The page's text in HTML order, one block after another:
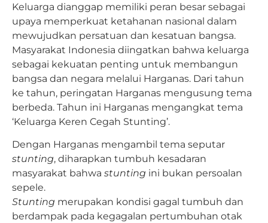
Keluarga dianggap memiliki peran besar sebagai
upaya memperkuat ketahanan nasional dalam
mewujudkan persatuan dan kesatuan bangsa.
Masyarakat Indonesia diingatkan bahwa keluarga
sebagai kekuatan penting untuk membangun
bangsa dan negara melalui Harganas. Dari tahun
ke tahun, peringatan Harganas mengusung tema
berbeda. Tahun ini Harganas mengangkat tema
‘Keluarga Keren Cegah Stunting’.
Dengan Harganas mengambil tema seputar
stunting, diharapkan tumbuh kesadaran
masyarakat bahwa stunting ini bukan persoalan
sepele.
Stunting merupakan kondisi gagal tumbuh dan
berdampak pada kegagalan pertumbuhan otak